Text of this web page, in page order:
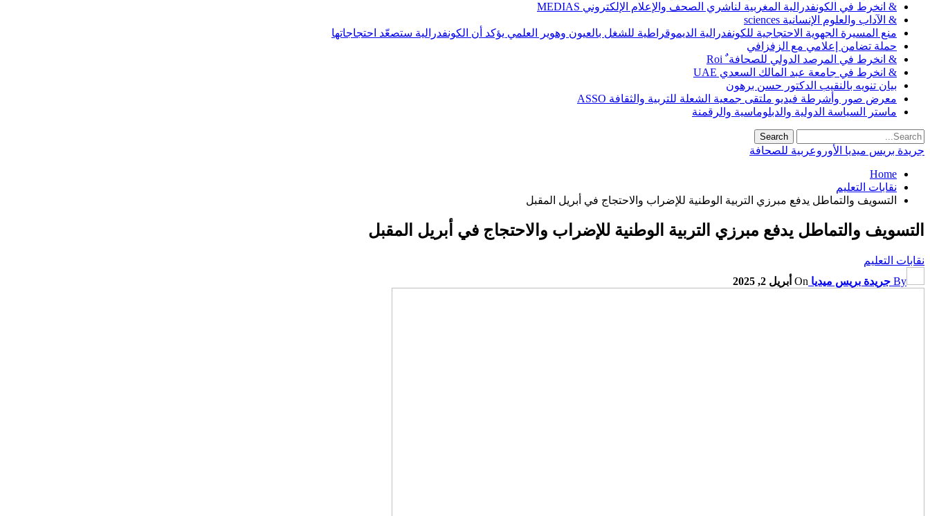
& انخرط في الكونفدرالية المغربية لناشري الصحف والإعلام الإلكتروني MEDIAS
& الآداب والعلوم الإنسانية sciences
منع المسيرة الجهوية الاحتجاجية للكونفدرالية الديموقراطية للشغل بالعيون وهوير العلمي يؤكد أن الكونفدرالية ستصعّد احتجاجاتها
حملة تضامن إعلامي مع الزفزافي
& انخرط في المرصد الدولي للصحافة ٌ Roi
& انخرط في جامعة عبد المالك السعدي UAE
بيان تنويه بالنقيب الدكتور حسن برهون
معرض صور وأشرطة فيديو ملتقى جمعية الشعلة للتربية والثقافة ASSO
ماستر السياسة الدولية والدبلوماسية والرقمنة
جريدة بريس ميديا الأوروعربية للصحافة
Home
نقابات التعليم
التسويف والتماطل يدفع مبرزي التربية الوطنية للإضراب والاحتجاج في أبريل المقبل
التسويف والتماطل يدفع مبرزي التربية الوطنية للإضراب والاحتجاج في أبريل المقبل
نقابات التعليم
By جريدة بريس ميديا On أبريل 2, 2025